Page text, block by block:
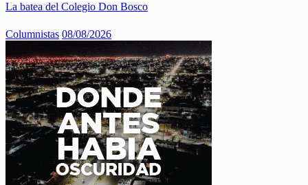
La batea del Colegio Don Bosco
Columnistas 08/08/2026